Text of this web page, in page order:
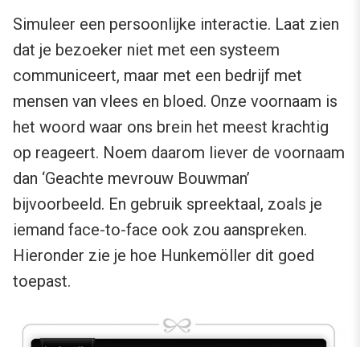
Simuleer een persoonlijke interactie. Laat zien
dat je bezoeker niet met een systeem
communiceert, maar met een bedrijf met
mensen van vlees en bloed. Onze voornaam is
het woord waar ons brein het meest krachtig
op reageert. Noem daarom liever de voornaam
dan ‘Geachte mevrouw Bouwman’
bijvoorbeeld. En gebruik spreektaal, zoals je
iemand face-to-face ook zou aanspreken.
Hieronder zie je hoe Hunkemöller dit goed
toepast.